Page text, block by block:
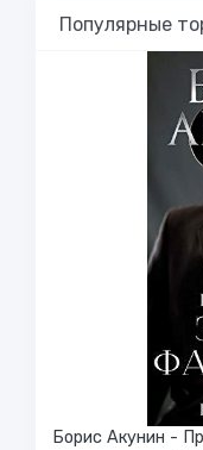
Популярные
Борис Акунин -